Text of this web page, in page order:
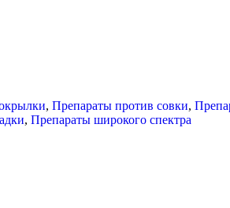
, Препараты против совки,
, Препараты широкого спектра